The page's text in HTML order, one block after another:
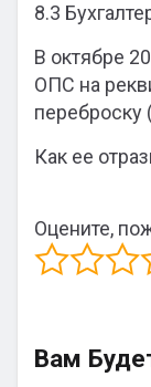
8.3
В октябре
ОПС на
переброску
Как ее
Оцените,
Вам